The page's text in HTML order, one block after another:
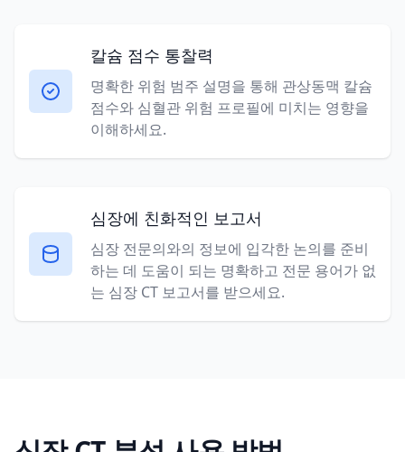
칼슘 점수 통찰력
명확한 위험 범주 설명을 통해 관상동맥 칼슘
점수와 심혈관 위험 프로필에 미치는 영향을
이해하세요.
심장에 친화적인 보고서
심장 전문의와의 정보에 입각한 논의를 준비
하는 데 도움이 되는 명확하고 전문 용어가 없
는 심장 CT 보고서를 받으세요.